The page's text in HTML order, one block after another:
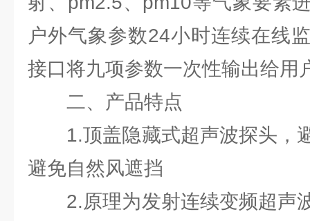
户外气象参数24小时连续在线
接口将九项参数一次性输出给用
二、产品特点
1.顶盖隐藏式超声波探头，
避免自然风遮挡
2.原理为发射连续变频超声